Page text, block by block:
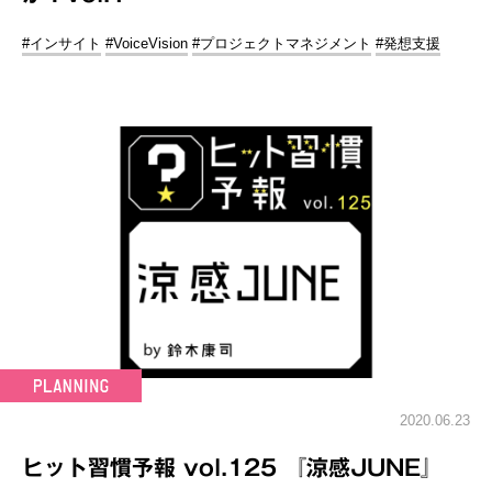
#インサイト #VoiceVision #プロジェクトマネジメント #発想支援
2020.06.23
ヒット習慣予報 vol.125 『涼感JUNE』